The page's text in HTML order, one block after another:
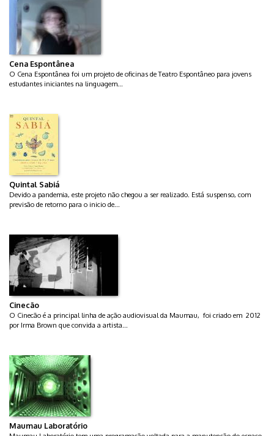
Cena Espontânea
O Cena Espontânea foi um projeto de oficinas de Teatro Espontâneo para jovens
estudantes iniciantes na linguagem...
Quintal Sabiá
Devido a pandemia, este projeto não chegou a ser realizado. Está suspenso, com
previsão de retorno para o inicio de...
Cinecão
O Cinecão é a principal linha de ação audiovisual da Maumau, foi criado em 2012
por Irma Brown que convida a artista...
Maumau Laboratório